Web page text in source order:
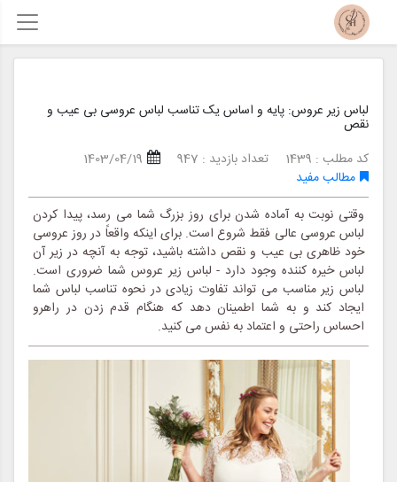
لباس زیر عروس: پایه و اساس یک تناسب لباس عروسی بی عیب و
نقص
کد مطلب : 1439
تعداد بازدید : 947
1403/04/19
مطالب مفید
وقتی نوبت به آماده شدن برای روز بزرگ شما می رسد، پیدا کردن
لباس عروسی عالی فقط شروع است. برای اینکه واقعاً در روز عروسی
خود ظاهری بی عیب و نقص داشته باشید، توجه به آنچه در زیر آن
لباس خیره کننده وجود دارد - لباس زیر عروس شما ضروری است.
لباس زیر مناسب می تواند تفاوت زیادی در نحوه تناسب لباس شما
ایجاد کند و به شما اطمینان دهد که هنگام قدم زدن در راهرو
احساس راحتی و اعتماد به نفس می کنید.